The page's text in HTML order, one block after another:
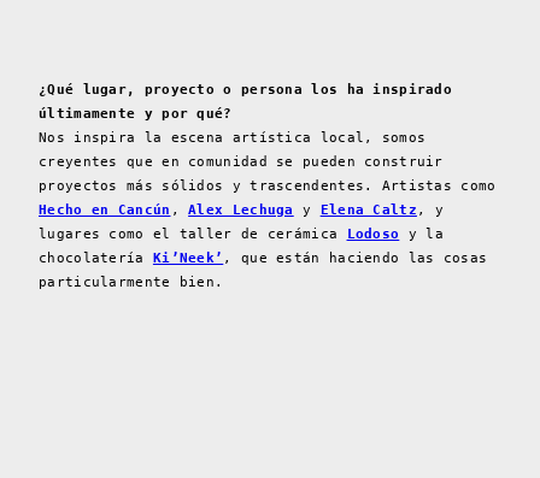
¿Qué lugar, proyecto o persona los ha inspirado
últimamente y por qué?
Nos inspira la escena artística local, somos
creyentes que en comunidad se pueden construir
proyectos más sólidos y trascendentes. Artistas como
Hecho en Cancún ,Alex Lechuga y Elena Caltz , y
lugares como el taller de cerámica
Lodoso
y la
chocolatería Ki’Neek’ , que están haciendo las cosas
particularmente bien.